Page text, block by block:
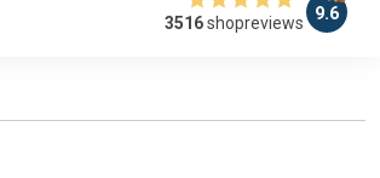
3516shopreviews 9.6